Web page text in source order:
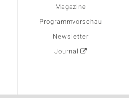
Magazine
Programmvorschau
Newsletter
Journal